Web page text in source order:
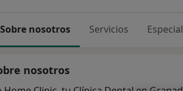
Sobre nosotros Servicios
nosotros